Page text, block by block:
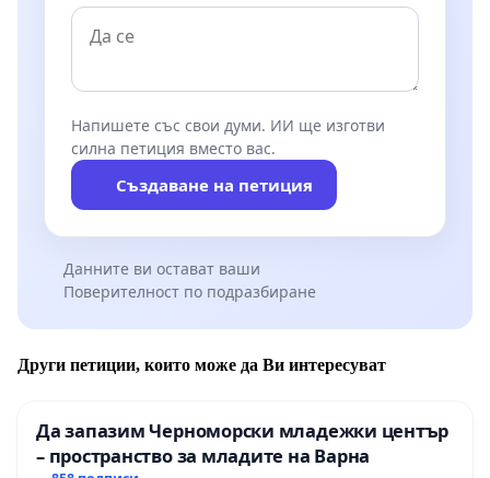
Напишете със свои думи. ИИ ще изготви
силна петиция вместо вас.
Създаване на петиция
Данните ви остават ваши
Поверителност по подразбиране
Други петиции, които може да Ви интересуват
Да запазим Черноморски младежки център
– пространство за младите на Варна